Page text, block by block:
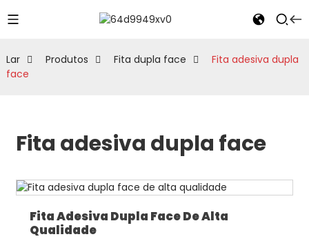
Lar Produtos Fita dupla face
Fita adesiva dupla
face
Fita adesiva dupla face
Fita Adesiva Dupla Face De Alta
Qualidade